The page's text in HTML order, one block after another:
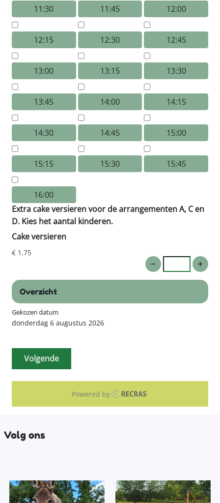
11:30 11:45 12:00
12:15 12:30 12:45
13:00 13:15 13:30
13:45 14:00 14:15
14:30 14:45 15:00
15:15 15:30 15:45
16:00
Extra cake versieren voor de arrangementen A, C en
D. Kies het aantal kinderen.
Cake versieren
€ 1,75
Volgende
Overzicht
Gekozen datum
donderdag 6 augustus 2026
Powered by
Volg ons